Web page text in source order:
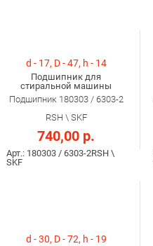
d - 17, D - 47, h - 14
Подшипник для
стиральной машины
Подшипник 180303 / 6303-2
RSH \ SKF
740,00 р.
Арт.: 180303 / 6303-2RSH \
SKF
d - 30, D - 72, h - 19